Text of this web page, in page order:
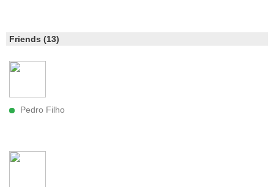
Friends (13)
Pedro Filho